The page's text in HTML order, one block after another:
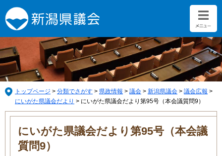
ー
ジ
の
先
頭
で
す。
ニ
ュ
ー
を
飛
ば
し
て
トップページ > 分類でさがす > 県政情報 > 議会 > 新潟県議会 > 議会広報 >
にいがた県議会だより > にいがた県議会だより第95号（本会議質問9）
本
にいがた県議会だより第95号（本会議
質問9）